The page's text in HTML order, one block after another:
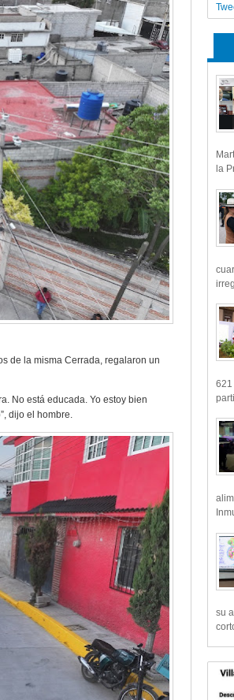
de la misma Cerrada, regalaron un
No está educada. Yo estoy bien
dijo el hombre.
la
621
su